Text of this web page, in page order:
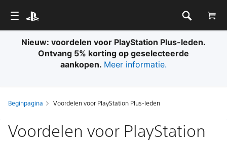
Nieuw: voordelen voor PlayStation Plus-leden.
Ontvang 5% korting op geselecteerde
aankopen. Meer informatie.
Beginpagina Voordelen voor PlayStation Plus-leden
Voordelen voor PlayStation